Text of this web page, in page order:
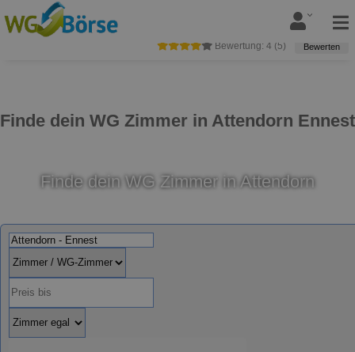
Finde dein WG Zimmer in Attendorn Ennest
Bewertung: 4 (5) Bewerten
Finde dein WG Zimmer in Attendorn